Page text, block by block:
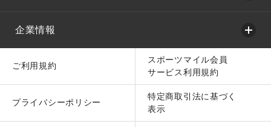
企業情報
ご利用規約
スポーツマイル会員
サービス利用規約
プライバシーポリシー
特定商取引法に基づく
表示